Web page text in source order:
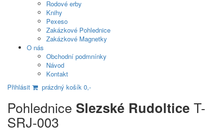
Rodové erby
Knihy
Pexeso
Zakázkové Pohlednice
Zakázkové Magnetky
O nás
Obchodní podmnínky
Návod
Kontakt
Přihlásit
prázdný košík 0,-
Pohlednice Slezské Rudoltice T-
SRJ-003